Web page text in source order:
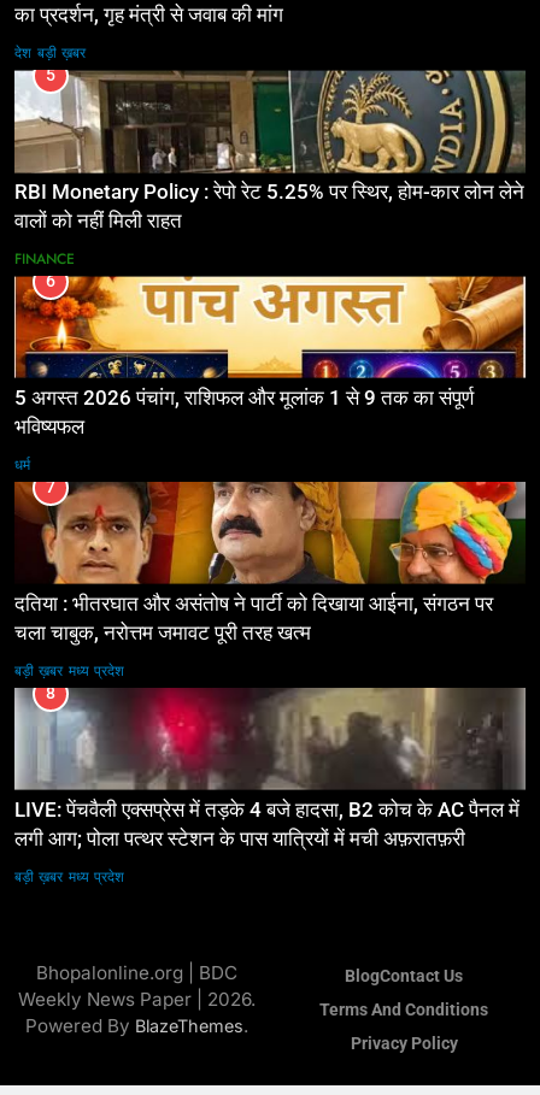
का प्रदर्शन, गृह मंत्री से जवाब की मांग
देश बड़ी ख़बर
5
RBI Monetary Policy : रेपो रेट 5.25% पर स्थिर, होम-कार लोन लेने
वालों को नहीं मिली राहत
FINANCE
6
5 अगस्त 2026 पंचांग, राशिफल और मूलांक 1 से 9 तक का संपूर्ण
भविष्यफल
धर्म
7
दतिया : भीतरघात और असंतोष ने पार्टी को दिखाया आईना, संगठन पर
चला चाबुक, नरोत्तम जमावट पूरी तरह खत्म
बड़ी ख़बर मध्य प्रदेश
8
LIVE: पेंचवैली एक्सप्रेस में तड़के 4 बजे हादसा, B2 कोच के AC पैनल में
लगी आग; पोला पत्थर स्टेशन के पास यात्रियों में मची अफ़रातफ़री
बड़ी ख़बर मध्य प्रदेश
Bhopalonline.org | BDC
Weekly News Paper | 2026.
Powered By BlazeThemes.
BlogContact Us
Terms And Conditions
Privacy Policy